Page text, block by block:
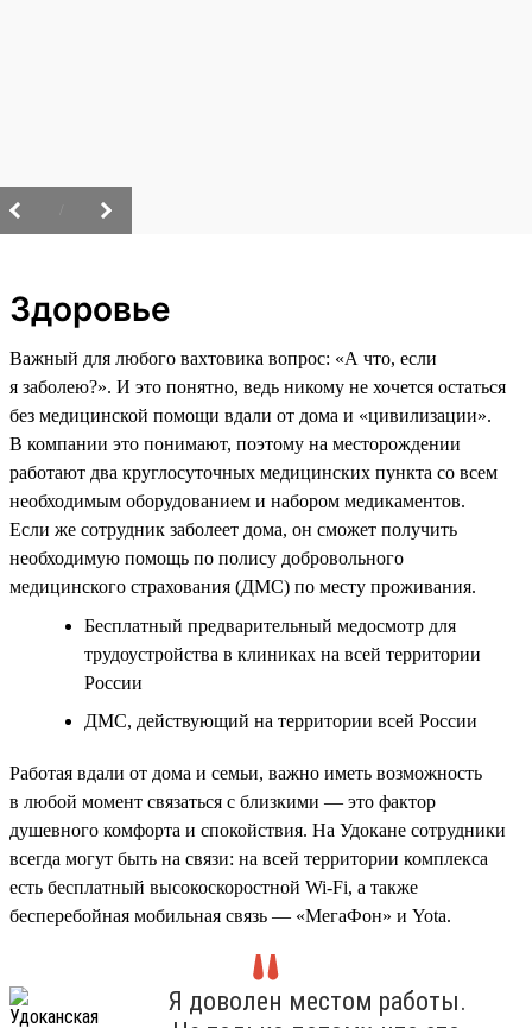
Здоровье
Важный для любого вахтовика вопрос: «А что, если
я заболею?». И это понятно, ведь никому не хочется остаться
без медицинской помощи вдали от дома и «цивилизации».
В компании это понимают, поэтому на месторождении
работают два круглосуточных медицинских пункта со всем
необходимым оборудованием и набором медикаментов.
Если же сотрудник заболеет дома, он сможет получить
необходимую помощь по полису добровольного
медицинского страхования (ДМС) по месту проживания.
Бесплатный предварительный медосмотр для
трудоустройства в клиниках на всей территории
России
ДМС, действующий на территории всей России
Работая вдали от дома и семьи, важно иметь возможность
в любой момент связаться с близкими — это фактор
душевного комфорта и спокойствия. На Удокане сотрудники
всегда могут быть на связи: на всей территории комплекса
есть бесплатный высокоскоростной Wi-Fi, а также
бесперебойная мобильная связь — «МегаФон» и Yota.
Я доволен местом работы.